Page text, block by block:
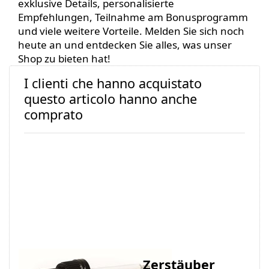
exklusive Details, personalisierte
Empfehlungen, Teilnahme am Bonusprogramm
und viele weitere Vorteile. Melden Sie sich noch
heute an und entdecken Sie alles, was unser
Shop zu bieten hat!
I clienti che hanno acquistato
questo articolo hanno anche
comprato
Pipette/TropfgarniturZerstäuber